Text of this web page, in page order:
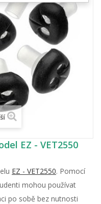
EZ - VET2550
EZ - VET2550. Pomocí
mohou používat
po sobě bez nutnosti